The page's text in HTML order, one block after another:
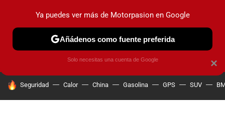
PRUEBAS COCHES ELÉCTRICOS OBSERVATORIO
HOY SE HABLA DE
Seguridad Calor China Gasolina GPS SUV
×
Ya puedes ver más de Motorpasion en Google
Añádenos como fuente preferida
Solo necesitas una cuenta de Google